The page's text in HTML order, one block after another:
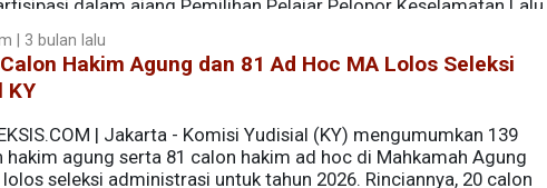
dalam ajang Pemilihan Pelajar Pelopor Keselamatan Lalu
| 3 bulan lalu
Hakim Agung dan 81 Ad Hoc MA Lolos Seleksi
KY
| Jakarta - Komisi Yudisial (KY) mengumumkan 139
hakim agung serta 81 calon hakim ad hoc di Mahkamah Agung
seleksi administrasi untuk tahun 2026. Rinciannya, 20 calon